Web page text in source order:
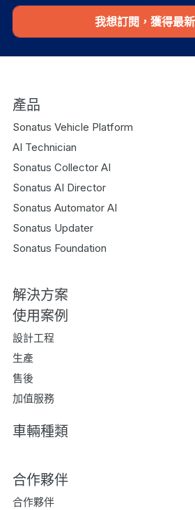
我想訂閱，獲得最
產品
Sonatus Vehicle Platform
AI Technician
Sonatus Collector AI
Sonatus AI Director
Sonatus Automator AI
Sonatus Updater
Sonatus Foundation
解決方案
使用案例
設計工程
生產
售後
加值服務
車輛種類
合作夥伴
合作夥伴